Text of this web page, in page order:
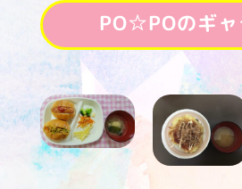
PO☆POのギ